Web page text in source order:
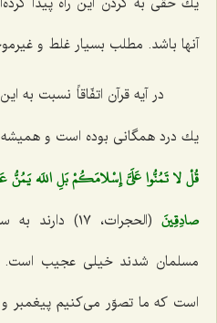
آنها باشد. مطلب بسیار غلط و
در آیه قرآن اتفّاقاً نسبت به
یك درد همگانی بوده است و
قُلْ لا تَمُنُّوا عَلَيَّ إِسْلامَكُمْ بَلِ اللَه
صادِقِينَ‌
(الحجرات، ١٧)
مسلمان شدند خیلی عجیب است.
است كه ما تصوّر می‌كنیم پیغمبر و